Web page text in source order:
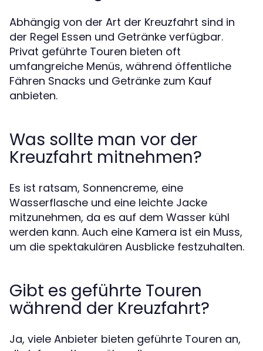
Abhängig von der Art der Kreuzfahrt sind in
der Regel Essen und Getränke verfügbar.
Privat geführte Touren bieten oft
umfangreiche Menüs, während öffentliche
Fähren Snacks und Getränke zum Kauf
anbieten.
Was sollte man vor der
Kreuzfahrt mitnehmen?
Es ist ratsam, Sonnencreme, eine
Wasserflasche und eine leichte Jacke
mitzunehmen, da es auf dem Wasser kühl
werden kann. Auch eine Kamera ist ein Muss,
um die spektakulären Ausblicke festzuhalten.
Gibt es geführte Touren
während der Kreuzfahrt?
Ja, viele Anbieter bieten geführte Touren an,